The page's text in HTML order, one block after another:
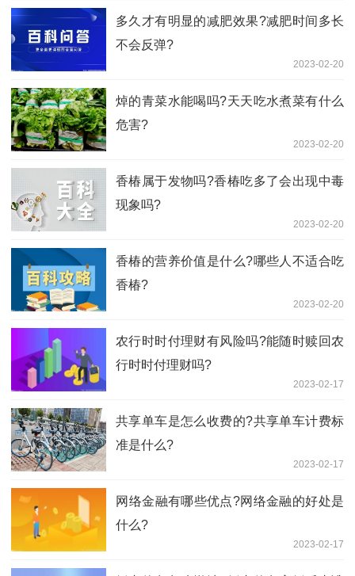
多久才有明显的减肥效果?减肥时间多长
不会反弹?
2023-02-20
焯的青菜水能喝吗?天天吃水煮菜有什么
危害?
2023-02-20
香椿属于发物吗?香椿吃多了会出现中毒
现象吗?
2023-02-20
香椿的营养价值是什么?哪些人不适合吃
香椿?
2023-02-20
农行时时付理财有风险吗?能随时赎回农
行时时付理财吗?
2023-02-17
共享单车是怎么收费的?共享单车计费标
准是什么?
2023-02-17
​网络金融有哪些优点?网络金融的好处是
什么?
2023-02-17